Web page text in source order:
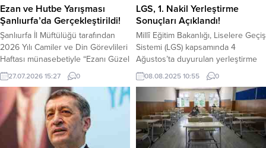
Ezan ve Hutbe Yarışması
Şanlıurfa’da Gerçekleştirildi!
Şanlıurfa İl Müftülüğü tarafından
2026 Yılı Camiler ve Din Görevlileri
Haftası münasebetiyle “Ezanı Güzel
Okuma ile Etkili Hutbe Sunumu”
yarışmaları düzenlendi. İl
düzeyinde yapılan yarışmaya
camilerde görev yapan İmam
Hatipler ve Müezzin Kayyımlar
katıldı. İl Müftü Vekili İbrahim Halil
Aslan’ın başkanlık ettiği
27.07.2026 15:27 0
LGS, 1. Nakil Yerleştirme
Sonuçları Açıklandı!
Millî Eğitim Bakanlığı, Liselere Geçiş
Sistemi (LGS) kapsamında 4
Ağustos’ta duyurulan yerleştirme
sonuçlarının ardından,
yerleştirmeye esas birinci nakil
sonuçları bugün erişime açıldı.
Sonuçlar, MEB’in resmi sitesi
üzerinden erişime açıldı.
Yerleştirmeye esas ikinci nakil
tercihleri 8-12 Ağustos’ta yapılacak,
08.08.2025 10:55 0